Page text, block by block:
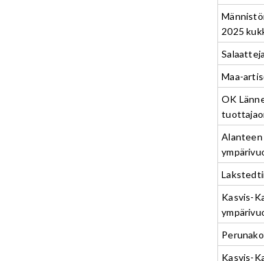
2025
Maa-
OK
Alanteen
Kasvis-
Kasvis-